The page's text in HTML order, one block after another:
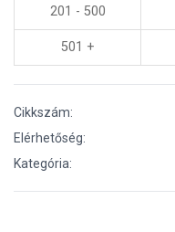
201 - 500
501 +
Cikkszám:
Elérhetőség:
Kategória: